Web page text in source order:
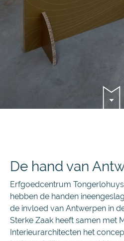
De hand van
Erfgoedcentrum
hebben de handen
de invloed van Antwerpen in
Sterke Zaak heeft samen met
Interieurarchitecten het